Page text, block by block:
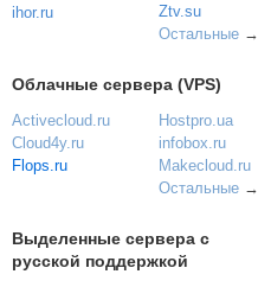
ihor.ru
Ztv.su
Остальные→
Облачные сервера (VPS)
Activecloud.ru
Cloud4y.ru
Flops.ru
Hostpro.ua
infobox.ru
Makecloud.ru
Остальные→
Выделенные сервера с
русской поддержкой